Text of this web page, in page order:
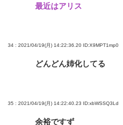
最近はアリス
34 : 2021/04/19(月) 14:22:36.20 ID:X9MPT1mp0
どんどん姉化してる
35 : 2021/04/19(月) 14:22:40.23 ID:xbWSSQ3Ld
余裕ですず